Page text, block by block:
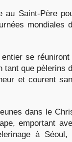
au Saint-Père
mondiales
entier se réuniront
tant que pèlerins
et courent
dans le
emportant
à Séoul,